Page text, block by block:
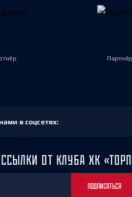
Партнёр
в соцсетях:
ОТ КЛУБА ХК
ПОДПИСАТЬСЯ